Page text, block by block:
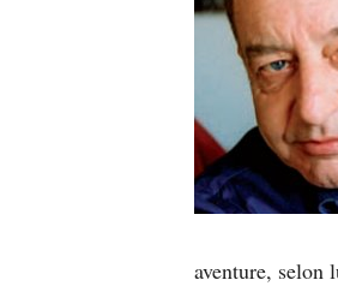
aventure, selon